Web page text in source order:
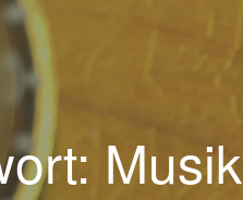
Musik